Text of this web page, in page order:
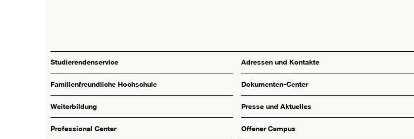
Studierendenservice
Familienfreundliche Hochschule
Weiterbildung
Professional Center
Adressen und Kontakte
Dokumenten-Center
Presse und Aktuelles
Offener Campus